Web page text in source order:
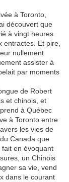
à Toronto,
découvert que
à vingt heures
Et pire,
nullement
assister à
par moments
de Robert
et chinois, et
à Québec
à Toronto entre
les vies de
Canada que
fait en évoquant
un Chinois
sa vie, vend
dans le courant